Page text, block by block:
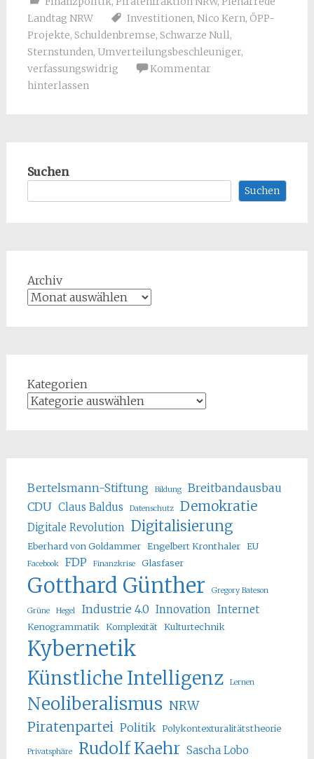
Landtag NRW
Investitionen, Nico Kern, ÖPP-
Projekte, Schuldenbremse, Schwarze Null,
Sternstunden, Umverteilungsbeschleuniger,
verfassungswidrig
Kommentar
hinterlassen
Suchen
Suchen
Archiv
Kategorien
Bertelsmann-Stiftung Bildung
Breitbandausbau
CDU Claus Baldus Datenschutz Demokratie
Digitale Revolution Digitalisierung
Eberhard von Goldammer Engelbert Kronthaler EU
Facebook FDP Finanzkrise Glasfaser
Gotthard Günther Gregory Bateson
Grüne Hegel Industrie 4.0 Innovation Internet
Kenogrammatik Komplexität Kulturtechnik
Kybernetik
Künstliche Intelligenz Lernen
Neoliberalismus NRW
Piratenpartei Politik Polykontexturalitätstheorie
Privatsphäre Rudolf Kaehr Sascha Lobo